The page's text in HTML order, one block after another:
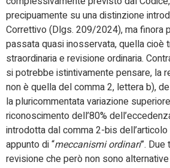
precipuamente su una distinzione
Correttivo (Dlgs. 209/2024), ma finora
passata quasi inosservata, quella cioè
straordinaria e revisione ordinaria.
si potrebbe istintivamente pensare, la
non è quella del comma 2, lettera b),
la pluricommentata variazione
riconoscimento dell’80%
introdotta dal comma 2-bis
appunto di “meccanismi ordinari”.
revisione che però non sono